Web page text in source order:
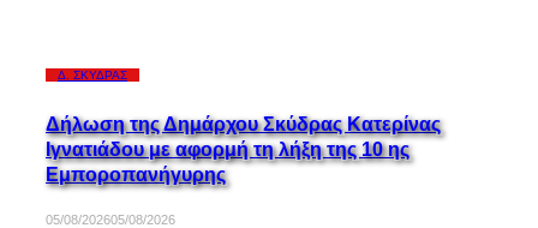
Δ. ΣΚΎΔΡΑΣ
Δήλωση της Δημάρχου Σκύδρας Κατερίνας
Ιγνατιάδου με αφορμή τη λήξη της 10 ης
Εμποροπανήγυρης
05/08/202605/08/2026